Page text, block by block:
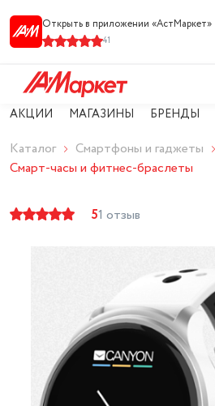
Открыть в приложении «АстМарке‪т‬»
41
АКЦИИ МАГАЗИНЫ БРЕНДЫ
Каталог
Смартфоны и гаджеты
Смарт-часы и фитнес-браслеты
51 отзыв